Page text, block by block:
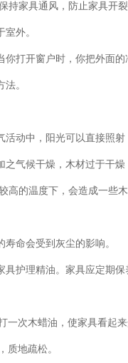
持家具通风，防止家具开裂
外。
打开窗户时，你把外面的
。
动中，阳光可以直接照射
气候干燥，木材过于干燥
的温度下，会造成一些
命会受到灰尘的影响。
护理精油。家具应定期保
一次木蜡油，使家具看起
质地疏松。